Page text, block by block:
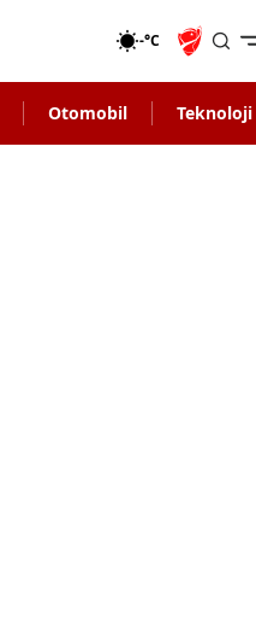
-°C
Otomobil Teknoloji